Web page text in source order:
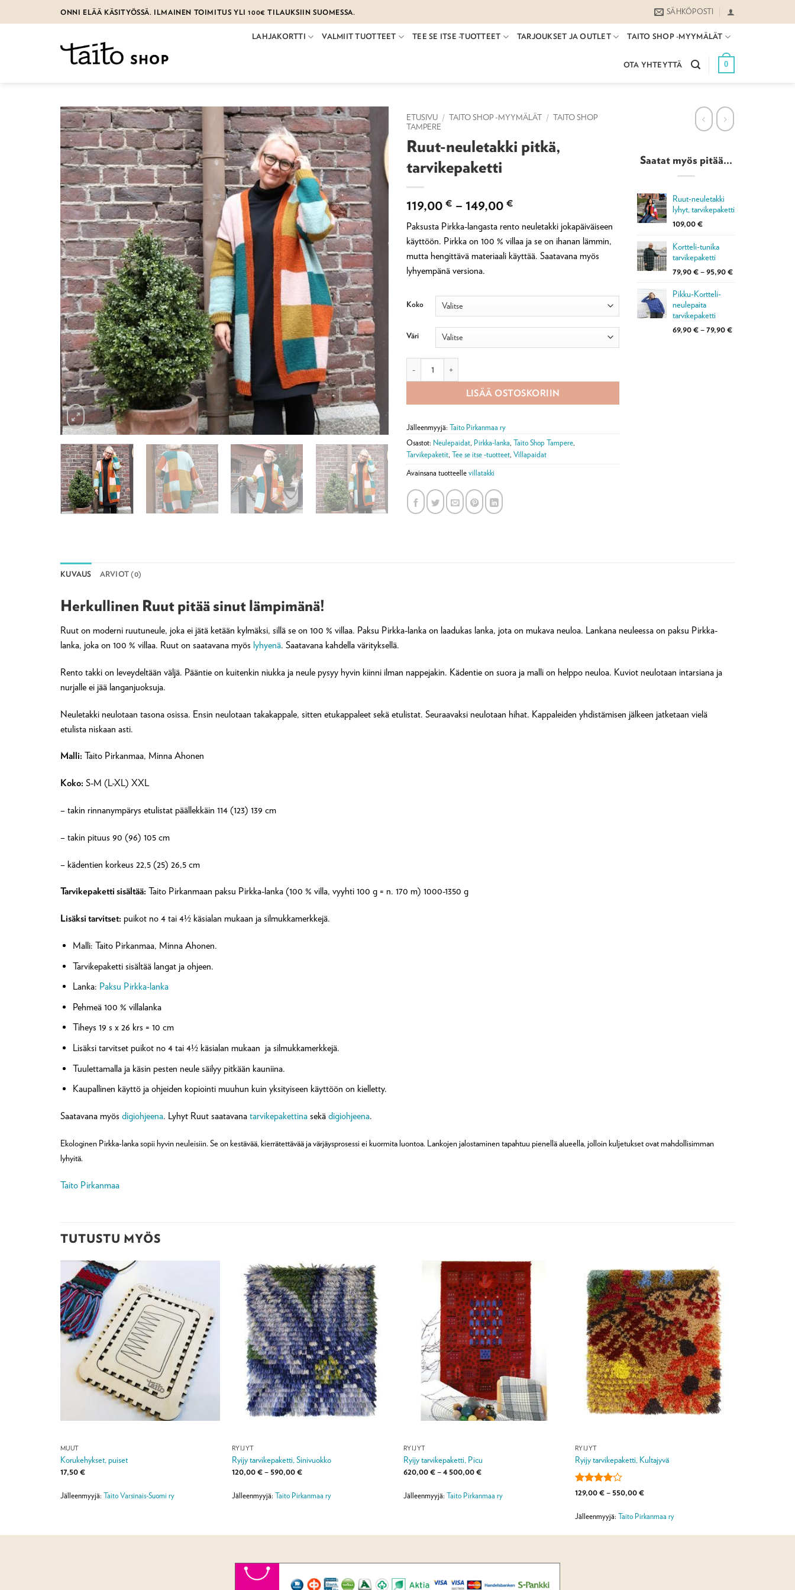
to
ONNI ELÄÄ KÄSITYÖSSÄ. ILMAINEN TOIMITUS YLI 100€ TILAUKSIIN SUOMESSA. SÄHKÖPOSTI
LAHJAKORTTI VALMIIT TUOTTEET TEE SE ITSE -TUOTTEET TARJOUKSET JA OUTLET TAITO SHOP -MYYMÄLÄT
OTA YHTEYTTÄ 0
ETUSIVU / TAITO SHOP -MYYMÄLÄT / TAITO SHOP
TAMPERE
Ruut-neuletakki pitkä,
tarvikepaketti
119,00 € – 149,00 €
119,00 €
-
149,00 €
Paksusta Pirkka-langasta rento neuletakki jokapäiväiseen
käyttöön. Pirkka on 100 % villaa ja se on ihanan lämmin,
mutta hengittävä materiaali käyttää. Saatavana myös
lyhyempänä versiona.
Koko
Väri
LISÄÄ OSTOSKORIIN
Jälleenmyyjä: Taito Pirkanmaa ry
Osastot: Neulepaidat, Pirkka-lanka, Taito Shop Tampere,
Tarvikepaketit, Tee se itse -tuotteet, Villapaidat
Avainsana tuotteelle villatakki
Saatat myös pitää...
Ruut-neuletakki
lyhyt, tarvikepaketti
109,00€
Kortteli-tunika
tarvikepaketti
79,90€–95,90€Hintaluokka:
Pikku-Kortteli-
neulepaita
tarvikepaketti
69,90€–79,90€Hintaluokka:
KUVAUS ARVIOT (0)
Herkullinen Ruut pitää sinut lämpimänä!
Ruut on moderni ruutuneule, joka ei jätä ketään kylmäksi, sillä se on 100 % villaa. Paksu Pirkka-lanka on laadukas lanka, jota on mukava neuloa. Lankana neuleessa on paksu Pirkka-
lanka, joka on 100 % villaa. Ruut on saatavana myös lyhyenä. Saatavana kahdella värityksellä.
Rento takki on leveydeltään väljä. Pääntie on kuitenkin niukka ja neule pysyy hyvin kiinni ilman nappejakin. Kädentie on suora ja malli on helppo neuloa. Kuviot neulotaan intarsiana ja
nurjalle ei jää langanjuoksuja.
Neuletakki neulotaan tasona osissa. Ensin neulotaan takakappale, sitten etukappaleet sekä etulistat. Seuraavaksi neulotaan hihat. Kappaleiden yhdistämisen jälkeen jatketaan vielä
etulista niskaan asti.
Malli: Taito Pirkanmaa, Minna Ahonen
Koko: S-M (L-XL) XXL
– takin rinnanympärys etulistat päällekkäin 114 (123) 139 cm
– takin pituus 90 (96) 105 cm
– kädentien korkeus 22,5 (25) 26,5 cm
Tarvikepaketti sisältää: Taito Pirkanmaan paksu Pirkka-lanka (100 % villa, vyyhti 100 g = n. 170 m) 1000-1350 g
Lisäksi tarvitset: puikot no 4 tai 4½ käsialan mukaan ja silmukkamerkkejä.
Malli: Taito Pirkanmaa, Minna Ahonen.
Tarvikepaketti sisältää langat ja ohjeen.
Lanka: Paksu Pirkka-lanka
Pehmeä 100 % villalanka
Tiheys 19 s x 26 krs = 10 cm
Lisäksi tarvitset puikot no 4 tai 4½ käsialan mukaan ja silmukkamerkkejä.
Tuulettamalla ja käsin pesten neule säilyy pitkään kauniina.
Kaupallinen käyttö ja ohjeiden kopiointi muuhun kuin yksityiseen käyttöön on kielletty.
Saatavana myös digiohjeena. Lyhyt Ruut saatavana tarvikepakettina sekä digiohjeena.
Ekologinen Pirkka-lanka sopii hyvin neuleisiin. Se on kestävää, kierrätettävää ja värjäysprosessi ei kuormita luontoa. Lankojen jalostaminen tapahtuu pienellä alueella, jolloin kuljetukset ovat mahdollisimman
lyhyitä.
Taito Pirkanmaa
TUTUSTU MYÖS
MUUT
Korukehykset, puiset
17,50€
Jälleenmyyjä: Taito Varsinais-Suomi ry
RYIJYT
Ryijy tarvikepaketti, Sinivuokko
120,00€– 590,00€Hintaluokka:
590,00 €
Jälleenmyyjä: Taito Pirkanmaa ry
RYIJYT
Ryijy tarvikepaketti, Picu
620,00€–4 500,00€Hintaluokka:
4
Jälleenmyyjä: Taito Pirkanmaa ry
RYIJYT
Ryijy tarvikepaketti, Kultajyvä
Arvostelu
129,00€– 550,00€Hintaluokka:
550,00 €
Jälleenmyyjä: Taito Pirkanmaa ry